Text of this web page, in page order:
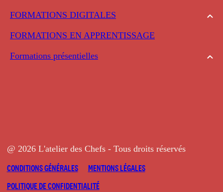
FORMATIONS DIGITALES
FORMATIONS EN APPRENTISSAGE
Formations présentielles
@ 2026 L'atelier des Chefs - Tous droits réservés
CONDITIONS GÉNÉRALES
MENTIONS LÉGALES
POLITIQUE DE CONFIDENTIALITÉ